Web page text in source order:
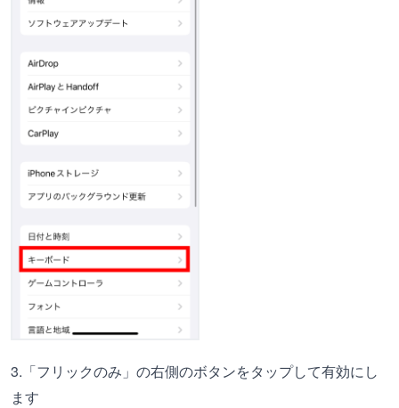
3.「フリックのみ」の右側のボタンをタップして有効にし
ます